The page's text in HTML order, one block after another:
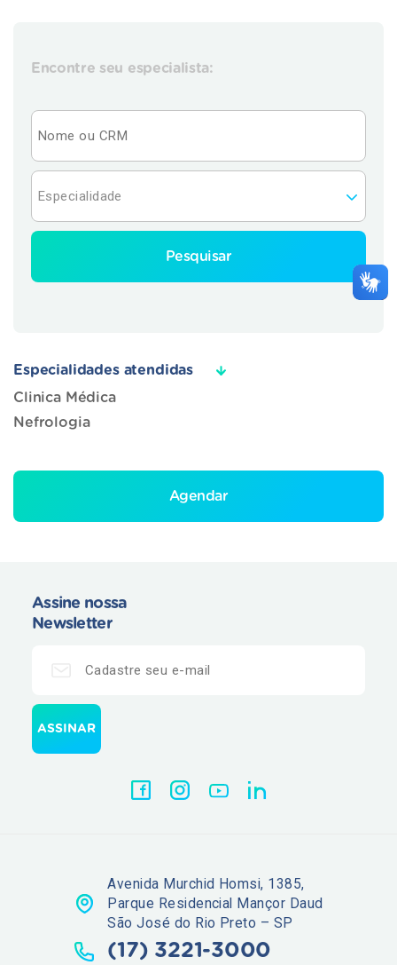
Encontre seu especialista:
Pesquisar
Especialidades atendidas
Clinica Médica
Nefrologia
Agendar
Assine nossa
Newsletter
Avenida Murchid Homsi, 1385,
Parque Residencial Mançor Daud
São José do Rio Preto – SP
(17) 3221-3000